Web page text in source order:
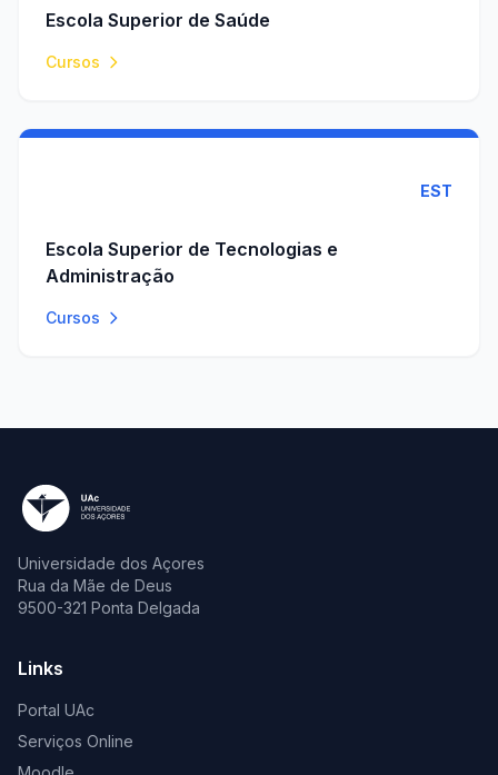
Escola Superior de Saúde
Cursos
EST
Escola Superior de Tecnologias e
Administração
Cursos
Universidade dos Açores
Rua da Mãe de Deus
9500-321 Ponta Delgada
Links
Portal UAc
Serviços Online